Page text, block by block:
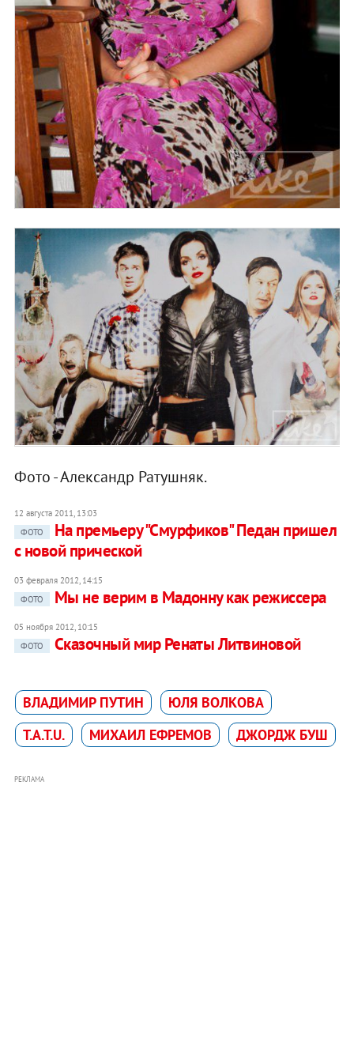
Фото - Александр Ратушняк.
12 августа 2011, 13:03
ФОТО
На премьеру "Смурфиков" Педан пришел
с новой прической
03 февраля 2012, 14:15
ФОТО
Мы не верим в Мадонну как режиссера
05 ноября 2012, 10:15
ФОТО
Сказочный мир Ренаты Литвиновой
ВЛАДИМИР ПУТИН
ЮЛЯ ВОЛКОВА
T.A.T.U.
МИХАИЛ ЕФРЕМОВ ДЖОРДЖ БУШ
РЕКЛАМА